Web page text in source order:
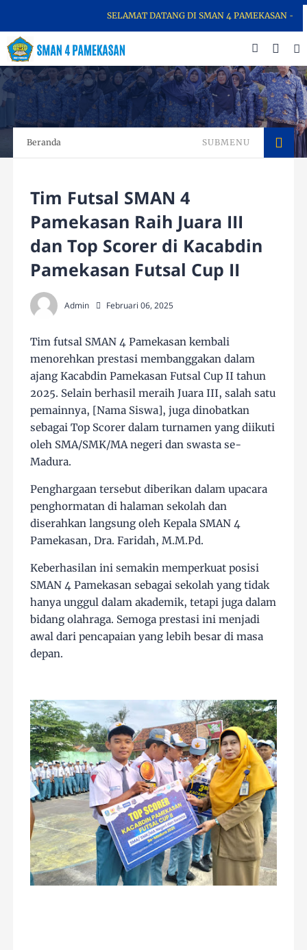
SELAMAT DATANG DI SMAN 4 PAMEKASAN -
Beranda SUBMENU
Tim Futsal SMAN 4
Pamekasan Raih Juara III
dan Top Scorer di Kacabdin
Pamekasan Futsal Cup II
Admin Februari 06, 2025
Tim futsal SMAN 4 Pamekasan kembali
menorehkan prestasi membanggakan dalam
ajang Kacabdin Pamekasan Futsal Cup II tahun
2025. Selain berhasil meraih Juara III, salah satu
pemainnya, [Nama Siswa], juga dinobatkan
sebagai Top Scorer dalam turnamen yang diikuti
oleh SMA/SMK/MA negeri dan swasta se-
Madura.
Penghargaan tersebut diberikan dalam upacara
penghormatan di halaman sekolah dan
diserahkan langsung oleh Kepala SMAN 4
Pamekasan, Dra. Faridah, M.M.Pd.
Keberhasilan ini semakin memperkuat posisi
SMAN 4 Pamekasan sebagai sekolah yang tidak
hanya unggul dalam akademik, tetapi juga dalam
bidang olahraga. Semoga prestasi ini menjadi
awal dari pencapaian yang lebih besar di masa
depan.